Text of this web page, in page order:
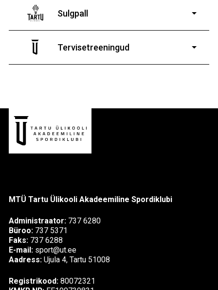
poistele ja tüdrukutele
Sulgpall
poistele ja tüdrukutele
Tervisetreeningud
MTÜ Tartu Ülikooli Akadeemiline Spordiklubi
Administraator: 737 6280
Büroo: 737 5371
Faks: 737 6288
E-mail: sport@ut.ee
Aadress: Ujula 4, Tartu 51008
Registrikood: 80072321